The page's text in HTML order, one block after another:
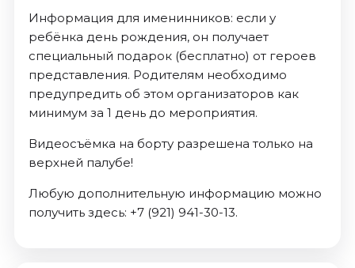
Информация для именинников: если у
ребёнка день рождения, он получает
специальный подарок (бесплатно) от героев
представления. Родителям необходимо
предупредить об этом организаторов как
минимум за 1 день до мероприятия.
Видеосъёмка на борту разрешена только на
верхней палубе!
Любую дополнительную информацию можно
получить здесь: +7 (921) 941-30-13.